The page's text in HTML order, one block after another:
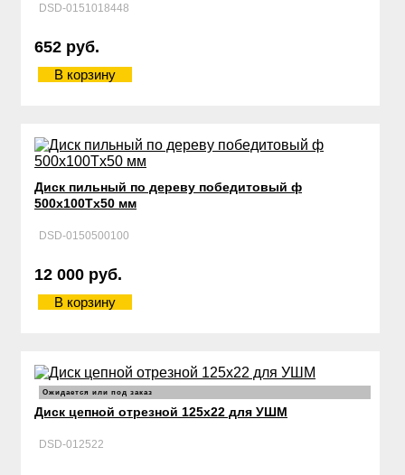
DSD-0151018448
652 руб.
В корзину
Диск пильный по дереву победитовый ф
500х100Тx50 мм
DSD-0150500100
12 000 руб.
В корзину
Ожидается или под заказ
Диск цепной отрезной 125х22 для УШМ
DSD-012522